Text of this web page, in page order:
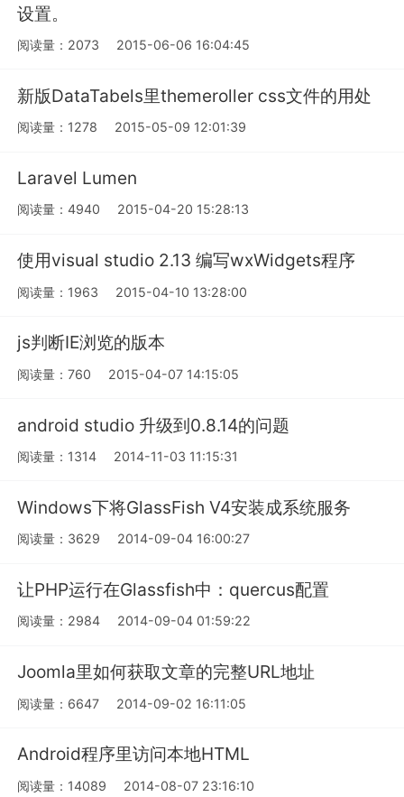
设置。
阅读量：2073 2015-06-06 16:04:45
新版DataTabels里themeroller css文件的用处
阅读量：1278 2015-05-09 12:01:39
Laravel Lumen
阅读量：4940 2015-04-20 15:28:13
使用visual studio 2.13 编写wxWidgets程序
阅读量：1963 2015-04-10 13:28:00
js判断IE浏览的版本
阅读量：760 2015-04-07 14:15:05
android studio 升级到0.8.14的问题
阅读量：1314 2014-11-03 11:15:31
Windows下将GlassFish V4安装成系统服务
阅读量：3629 2014-09-04 16:00:27
让PHP运行在Glassfish中：quercus配置
阅读量：2984 2014-09-04 01:59:22
Joomla里如何获取文章的完整URL地址
阅读量：6647 2014-09-02 16:11:05
Android程序里访问本地HTML
阅读量：14089 2014-08-07 23:16:10